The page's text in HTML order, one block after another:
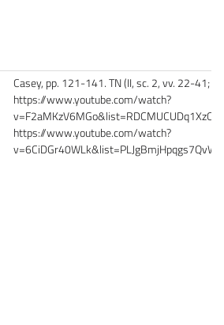
Casey, pp. 121-141. TN (II, sc. 2, vv. 22-41;
https://www.youtube.com/watch?
https://www.youtube.com/watch?